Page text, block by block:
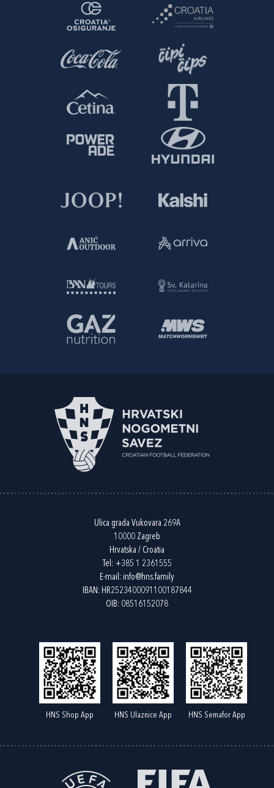
Ulica grada Vukovara 269A
10000 Zagreb
Hrvatska / Croatia
Tel: +385 1 2361555
E-mail: info@hns.family
IBAN: HR2523400091100187844
OIB: 08516152078
HNS Shop App HNS Ulaznice App HNS Semafor App